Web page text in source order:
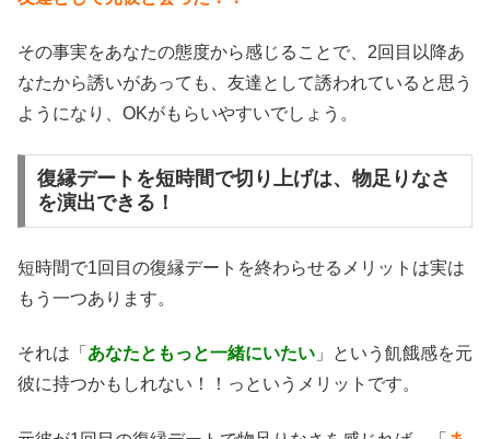
その事実をあなたの態度から感じることで、2回目以降あ
なたから誘いがあっても、友達として誘われていると思う
ようになり、OKがもらいやすいでしょう。
復縁デートを短時間で切り上げは、物足りなさ
を演出できる！
短時間で1回目の復縁デートを終わらせるメリットは実は
もう一つあります。
それは「 あなたともっと一緒にいたい 」という飢餓感を元
彼に持つかもしれない！！っというメリットです。